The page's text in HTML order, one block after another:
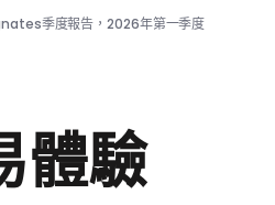
季度報告，2026年第一季度
體驗